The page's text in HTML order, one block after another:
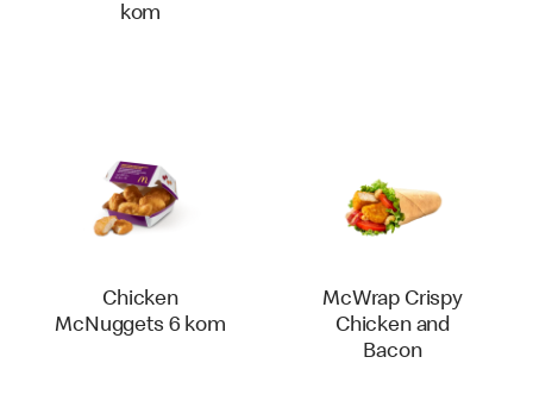
kom
Chicken
McNuggets 6 kom
McWrap Crispy
Chicken and
Bacon